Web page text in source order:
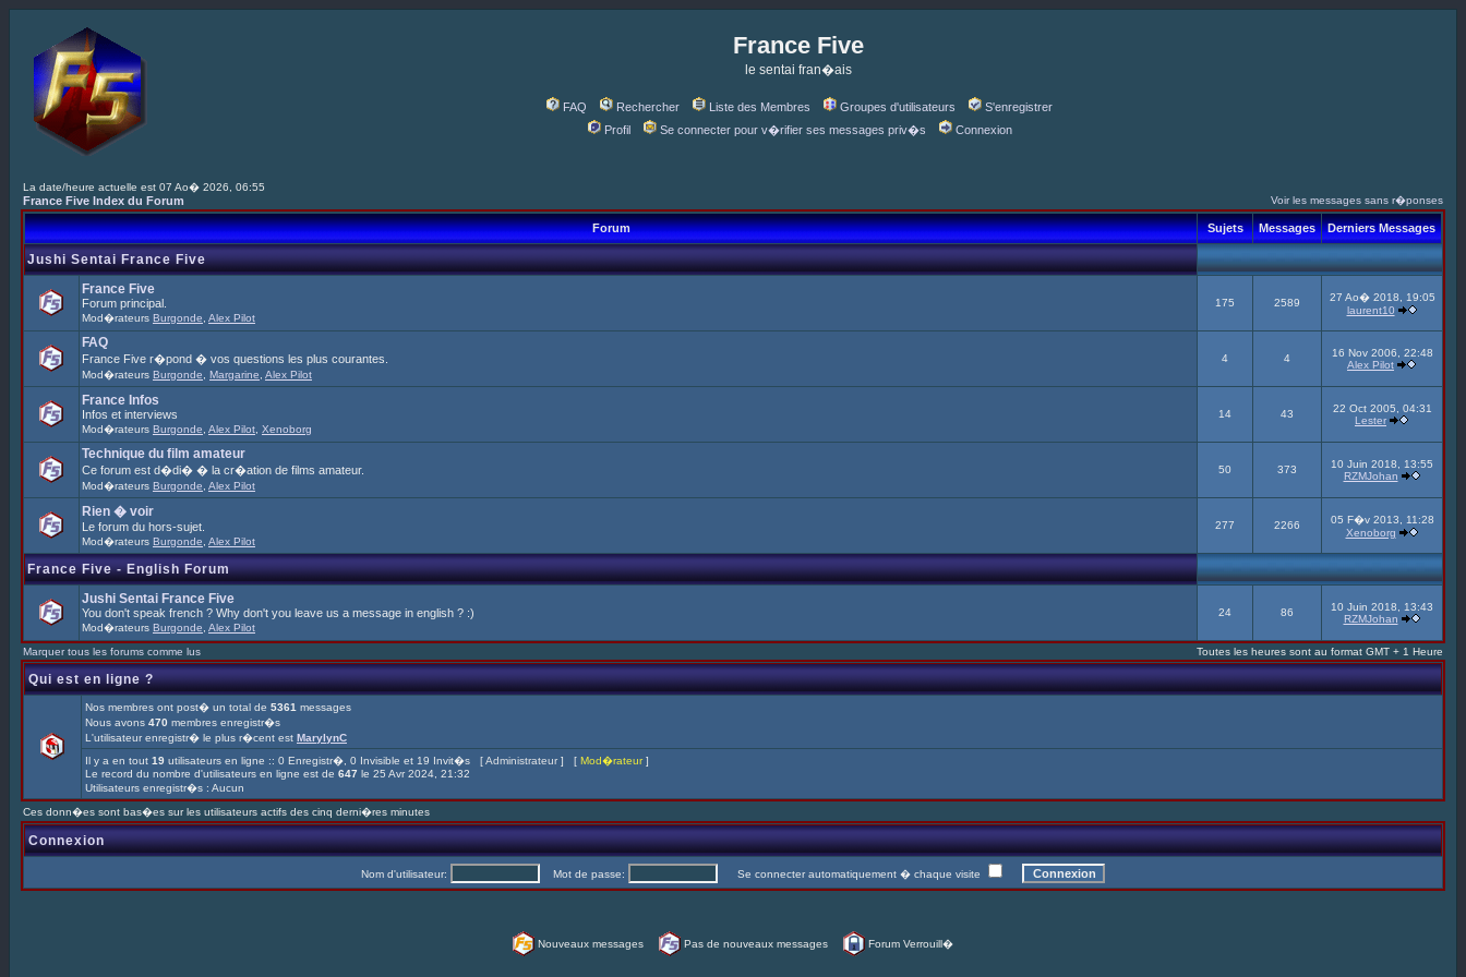
France Five
le sentai fran�ais
FAQ Rechercher Liste des Membres Groupes d'utilisateurs
S'enregistrer
Profil
Se connecter pour v�rifier ses messages priv�s Connexion
La date/heure actuelle est 07 Ao� 2026, 06:55
France Five Index du Forum Voir les messages sans r�ponses
Forum Sujets Messages Derniers Messages
Jushi Sentai France Five
France Five
Forum principal.
Mod�rateurs Burgonde Alex Pilot
175 2589
27 Ao� 2018, 19:05
laurent10
FAQ
France Five r�pond � vos questions les plus courantes.
Mod�rateurs Burgonde Margarine Alex Pilot
4 4
16 Nov 2006, 22:48
Alex Pilot
France Infos
Infos et interviews
Mod�rateurs Burgonde Alex Pilot Xenoborg
14 43
22 Oct 2005, 04:31
Lester
Technique du film amateur
Ce forum est d�di� � la cr�ation de films amateur.
Mod�rateurs Burgonde Alex Pilot
50 373
10 Juin 2018, 13:55
RZMJohan
Rien � voir
Le forum du hors-sujet.
Mod�rateurs Burgonde Alex Pilot
277 2266
05 F�v 2013, 11:28
Xenoborg
France Five - English Forum
Jushi Sentai France Five
You don't speak french ? Why don't you leave us a message in english ? :)
Mod�rateurs Burgonde Alex Pilot
24 86
10 Juin 2018, 13:43
RZMJohan
Marquer tous les forums comme lus Toutes les heures sont au format GMT + 1 Heure
Qui est en ligne ?
Nos membres ont post� un total de 5361 messages
Nous avons 470 membres enregistr�s
L'utilisateur enregistr� le plus r�cent est MarylynC
Il y a en tout 19 utilisateurs en ligne :: 0 Enregistr�, 0 Invisible et 19 Invit�s [Administrateur] [ Mod�rateur]
Le record du nombre d'utilisateurs en ligne est de 647 le 25 Avr 2024, 21:32
Utilisateurs enregistr�s : Aucun
Ces donn�es sont bas�es sur les utilisateurs actifs des cinq derni�res minutes
Connexion
Nom d'utilisateur: Mot de passe: Se connecter automatiquement � chaque visite
Nouveaux messages Pas de nouveaux messages Forum Verrouill�